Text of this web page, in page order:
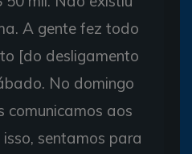
A gente fez todo
[do desligamento
No domingo
comunicamos aos
sentamos para